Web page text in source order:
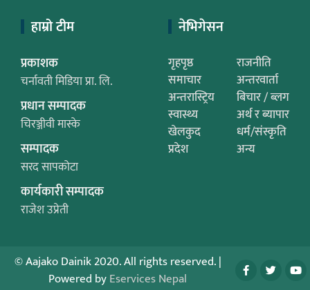
हाम्रो टीम
प्रकाशक
चर्नावती मिडिया प्रा. लि.
प्रधान सम्पादक
चिरञ्जीवी मास्के
सम्पादक
सरद सापकोटा
कार्यकारी सम्पादक
राजेश उप्रेती
नेभिगेसन
गृहपृष्ठ
राजनीति
समाचार
अन्तरवार्ता
अन्तरास्ट्रिय
बिचार / ब्लग
स्वास्थ्य
अर्थ र ब्यापार
खेलकुद
धर्म/संस्कृति
प्रदेश
अन्य
© Aajako Dainik 2020. All rights reserved.|
Powered byEservices Nepal